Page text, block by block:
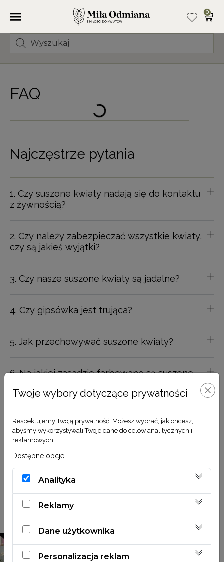
0
FAQ
Najczęstrze pytania
1. Czy suszone kwiaty nadają się do kontaktu
z żywnością?
2. Czy należy zabezpieczać wszystkie kwiaty,
czy są jakieś wyjątki?
3. Czy nasze suszone kwiaty są jadalne?
4. Czy gipsówka jest trująca?
5. Jak przechowywać suszone kwiaty?
6. Na jakiej zasadzie farbowane są suszone
Twoje wybory dotyczące prywatności
Respektujemy Twoją prywatność. Możesz wybrać, jak chcesz,
abyśmy wykorzystywali Twoje dane do celów analitycznych i
reklamowych.
Dostępne opcje:
Analityka
Reklamy
Dane użytkownika
Personalizacja reklam